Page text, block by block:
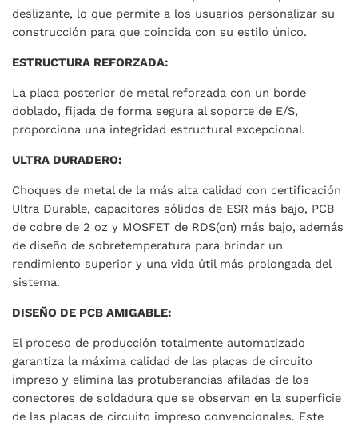
deslizante, lo que permite a los usuarios personalizar su
construcción para que coincida con su estilo único.
ESTRUCTURA REFORZADA:
La placa posterior de metal reforzada con un borde
doblado, fijada de forma segura al soporte de E/S,
proporciona una integridad estructural excepcional.
ULTRA DURADERO:
Choques de metal de la más alta calidad con certificación
Ultra Durable, capacitores sólidos de ESR más bajo, PCB
de cobre de 2 oz y MOSFET de RDS(on) más bajo, además
de diseño de sobretemperatura para brindar un
rendimiento superior y una vida útil más prolongada del
sistema.
DISEÑO DE PCB AMIGABLE:
El proceso de producción totalmente automatizado
garantiza la máxima calidad de las placas de circuito
impreso y elimina las protuberancias afiladas de los
conectores de soldadura que se observan en la superficie
de las placas de circuito impreso convencionales. Este